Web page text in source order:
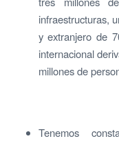
infraestructuras,
y extranjero de
internacional
millones de
Tenemos